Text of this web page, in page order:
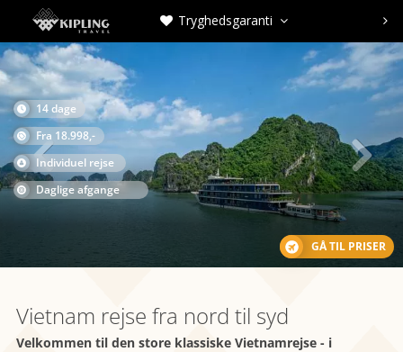
 Tryghedsgaranti  
14 dage
Fra 18.998,-
Individuel rejse
Daglige afgange
GÅ TIL PRISER
 
Vietnam rejse fra nord til syd
Velkommen til den store klassiske Vietnamrejse - i